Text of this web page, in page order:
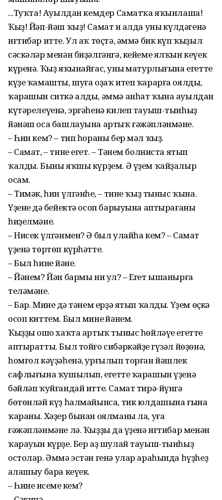
...Туҡта! Ауылдан кемдер Саматҡа яҡынлаша!
Ҡыҙ! Йәп-йәш ҡыҙ! Самат иң алда уның күлдәгенә
иғтибар итте. Ул аҡ төҫтә, әммә бик күп ҡыҙыл
сәскәләр менән биҙәлгәнгә, кейеме ялҡын кеүек
күренә. Ҡыҙ яҡынайғас, уның матурлығына егеттең
күҙе ҡамашты, шуға оҙаҡ итеп ҡарарға оялды,
ҡарашын ситкә алды, әммә анһат ҡына ауылдан
күтәрелеүенә, эргәһенә килеп тауыш-тынһыҙ
йәнәш оса башлауына артыҡ ғәжәпләнмәне.
– Һин кем? – тип һораны бер мәл ҡыҙ.
– Самат, – тине егет. – Тәнем болниста ятып
ҡалды. Быны яҡшы күрҙем. Ә үҙем ҡайҙалыр
осам.
– Тимәк, һин үлгәнһең, – тине ҡыҙ тыныс ҡына.
Үҙенең дә бейектә осоп барыуына аптырағаны
һиҙелмәне.
– Нисек үлгәнмен? Ә был улайһа кем? – Самат
үҙенә төртөп күрһәтте.
– Был һинең йәнең.
– Йәнем? Йән бармы ни ул? – Егет ышанырға
теләмәне.
– Бар. Минең дә тәнем ерҙә ятып ҡалды. Үҙем өҫкә
осоп киттем. Был минең йәнем.
Ҡыҙҙың ошо хаҡта артыҡ тыныс һөйләүе егетте
аптыратты. Был тойғо сибәркәйҙең гүзәл йөҙөнә,
һомғол кәүҙәһенә, урғылып торған йәшлек
сафлығына ҡушылып, егеттең ҡарашын үҙенә
бәйләп ҡуйғандай итте. Самат тирә-йүнгә
бөтөнләй күҙ һалмайынса, тик юлдашына ғына
ҡараны. Хәҙер бынан оялманы ла, уға
ғәжәпләнмәне лә. Ҡыҙҙың да үҙенә иғтибар менән
ҡарауын күрҙе. Бер аҙ шулай тауыш-тынһыҙ
остолар. Әммә эстән генә улар араһында һүҙһеҙ
аңлашыу бара кеүек.
– Һинең исемең кем?